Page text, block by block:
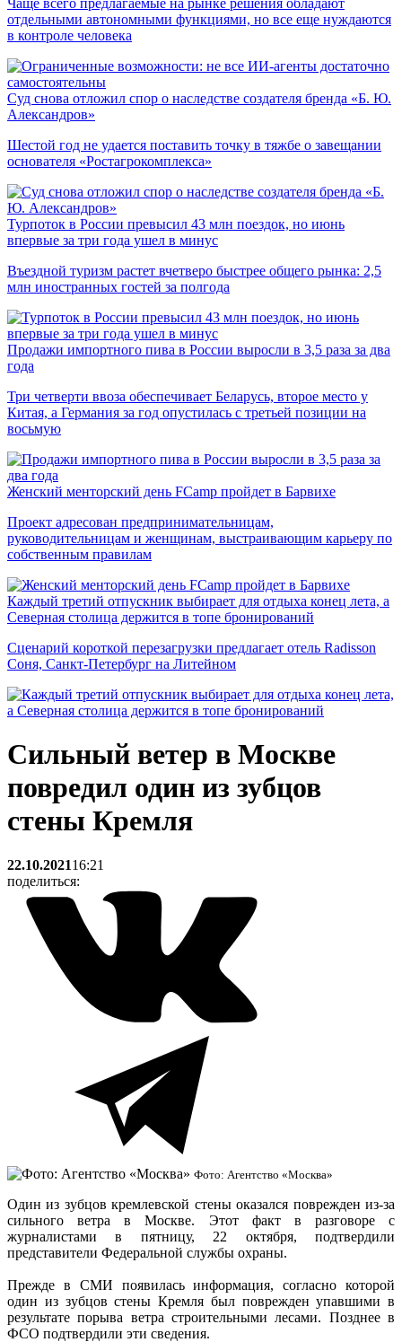
Чаще всего предлагаемые на рынке решения обладают
отдельными автономными функциями, но все еще нуждаются
в контроле человека
Суд снова отложил спор о наследстве создателя бренда «Б. Ю.
Александров»
Шестой год не удается поставить точку в тяжбе о завещании
основателя «Ростагрокомплекса»
Турпоток в России превысил 43 млн поездок, но июнь
впервые за три года ушел в минус
Въездной туризм растет вчетверо быстрее общего рынка: 2,5
млн иностранных гостей за полгода
Продажи импортного пива в России выросли в 3,5 раза за два
года
Три четверти ввоза обеспечивает Беларусь, второе место у
Китая, а Германия за год опустилась с третьей позиции на
восьмую
Женский менторский день FCamp пройдет в Барвихе
Проект адресован предпринимательницам,
руководительницам и женщинам, выстраивающим карьеру по
собственным правилам
Каждый третий отпускник выбирает для отдыха конец лета, а
Северная столица держится в топе бронирований
Сценарий короткой перезагрузки предлагает отель Radisson
Соня, Санкт-Петербург на Литейном
Сильный ветер в Москве
повредил один из зубцов
стены Кремля
22.10.202116:21
поделиться:
Фото: Агентство «Москва»
Один из зубцов кремлевской стены оказался поврежден из-за
сильного ветра в Москве. Этот факт в разговоре с
журналистами в пятницу, 22 октября, подтвердили
представители Федеральной службы охраны.
Прежде в СМИ появилась информация, согласно которой
один из зубцов стены Кремля был поврежден упавшими в
результате порыва ветра строительными лесами. Позднее в
ФСО подтвердили эти сведения.